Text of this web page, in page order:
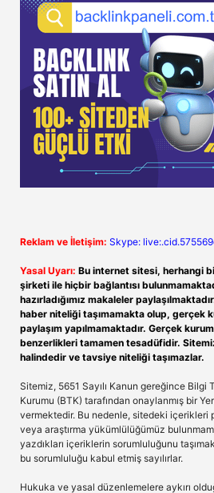
Reklam ve İletişim: Skype:
Yasal Uyarı: Bu internet sitesi, herhangi
şirketi ile hiçbir bağlantısı
hazırladığımız makaleler
haber niteliği taşımamakta olup, gerçek
paylaşım yapılmamaktadır. Gerçek
benzerlikleri tamamen tesadüfidir.
halindedir ve tavsiye niteliği taşımazlar.
Sitemiz, 5651 Sayılı Kanun gereğince Bilgi
Kurumu (BTK) tarafından onaylanmış bir
vermektedir. Bu nedenle, sitedeki içerikleri
veya araştırma yükümlülüğümüz
yazdıkları içeriklerin sorumluluğunu
bu sorumluluğu kabul etmiş sayılırlar.
Hukuka ve yasal düzenlemelere aykırı